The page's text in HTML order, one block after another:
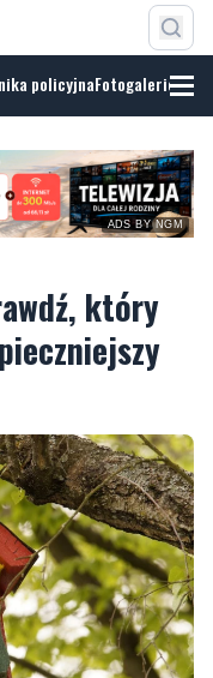
policyjnaFotogalerie
który
ILUSTRACYJNE/PIXABAY